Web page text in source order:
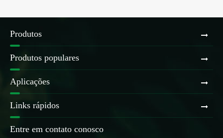
Produtos
Produtos populares
Aplicações
Links rápidos
Entre em contato conosco